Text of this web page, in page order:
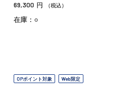
69,300 円 （税込）
在庫：○
OPポイント対象 Web限定